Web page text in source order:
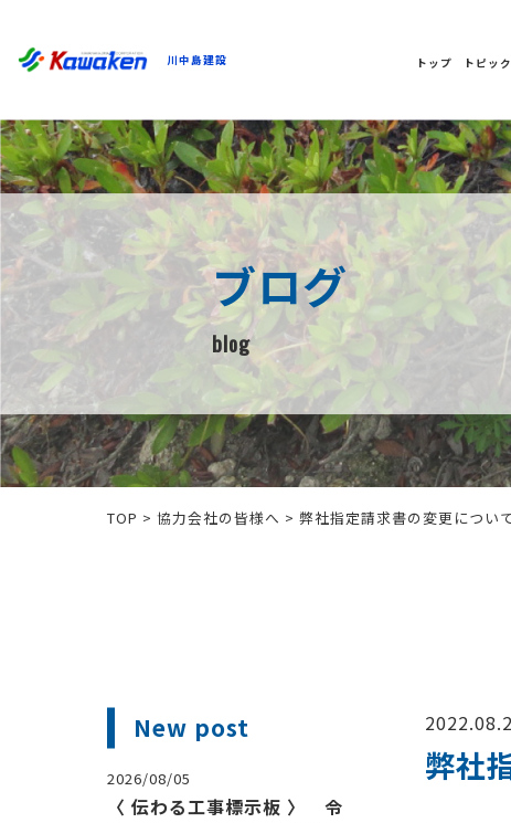
川中島建設 トップ トピッ
ブログ
blog
TOP > 協力会社の皆様へ > 弊社指定請求書の変更につい
弊社
New post
2026/08/05
〈 伝わる工事標示板 〉 令